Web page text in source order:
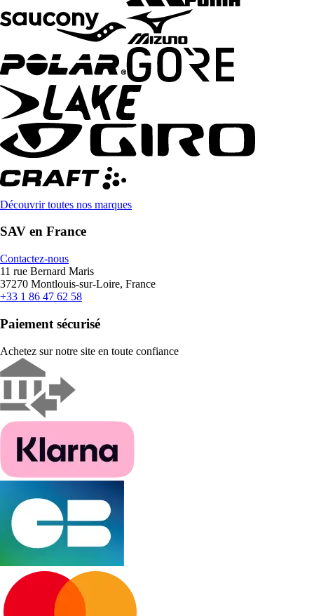
Découvrir toutes nos marques
SAV en France
Contactez-nous
11 rue Bernard Maris
37270 Montlouis-sur-Loire, France
+33 1 86 47 62 58
Paiement sécurisé
Achetez sur notre site en toute confiance